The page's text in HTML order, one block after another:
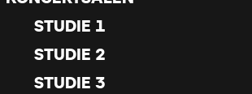
STUDIE 1
STUDIE 2
STUDIE 3